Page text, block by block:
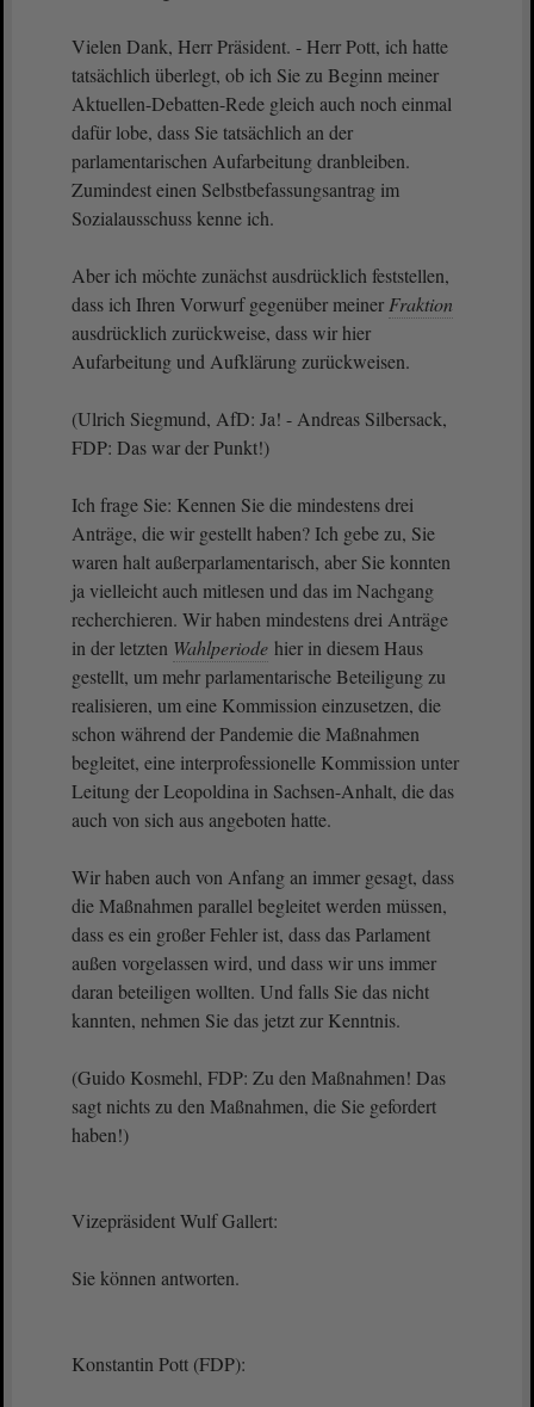
Vielen Dank, Herr Präsident. - Herr Pott, ich hatte
tatsächlich überlegt, ob ich Sie zu Beginn meiner
Aktuellen-Debatten-Rede gleich auch noch einmal
dafür lobe, dass Sie tatsächlich an der
parlamentarischen Aufarbeitung dranbleiben.
Zumindest einen Selbstbefassungsantrag im
Sozialausschuss kenne ich.
Aber ich möchte zunächst ausdrücklich feststellen,
dass ich Ihren Vorwurf gegenüber meiner Fraktion
ausdrücklich zurückweise, dass wir hier
Aufarbeitung und Aufklärung zurückweisen.
(Ulrich Siegmund, AfD: Ja! - Andreas Silbersack,
FDP: Das war der Punkt!)
Ich frage Sie: Kennen Sie die mindestens drei
Anträge, die wir gestellt haben? Ich gebe zu, Sie
waren halt außerparlamentarisch, aber Sie konnten
ja vielleicht auch mitlesen und das im Nachgang
recherchieren. Wir haben mindestens drei Anträge
in der letzten Wahlperiode hier in diesem Haus
gestellt, um mehr parlamentarische Beteiligung zu
realisieren, um eine Kommission einzusetzen, die
schon während der Pandemie die Maßnahmen
begleitet, eine interprofessionelle Kommission unter
Leitung der Leopoldina in Sachsen-Anhalt, die das
auch von sich aus angeboten hatte.
Wir haben auch von Anfang an immer gesagt, dass
die Maßnahmen parallel begleitet werden müssen,
dass es ein großer Fehler ist, dass das Parlament
außen vorgelassen wird, und dass wir uns immer
daran beteiligen wollten. Und falls Sie das nicht
kannten, nehmen Sie das jetzt zur Kenntnis.
(Guido Kosmehl, FDP: Zu den Maßnahmen! Das
sagt nichts zu den Maßnahmen, die Sie gefordert
haben!)
Vizepräsident Wulf Gallert:
Sie können antworten.
Konstantin Pott (FDP):